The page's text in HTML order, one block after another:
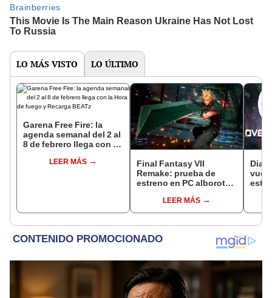
LO MÁS VISTO LO ÚLTIMO
Garena Free Fire: la
agenda semanal del 2 al
8 de febrero llega con la
BEATzLEER MÁS
Final Fantasy VII
Remake: prueba de
estreno en PC alborota
LEER MÁS